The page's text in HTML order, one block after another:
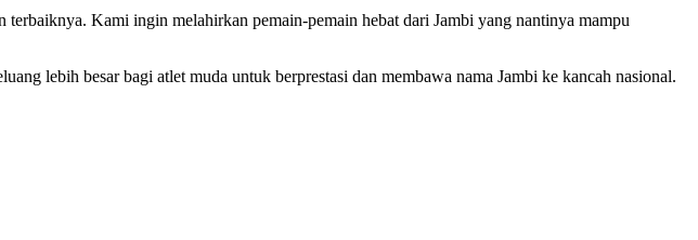
Kami ingin melahirkan pemain-pemain hebat dari Jambi yang nantinya mampu
lebih besar bagi atlet muda untuk berprestasi dan membawa nama Jambi ke kancah nasional.